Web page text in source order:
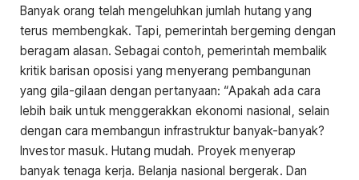
Banyak orang telah mengeluhkan jumlah hutang yang
terus membengkak. Tapi, pemerintah bergeming dengan
beragam alasan. Sebagai contoh, pemerintah membalik
kritik barisan oposisi yang menyerang pembangunan
yang gila-gilaan dengan pertanyaan: “Apakah ada cara
lebih baik untuk menggerakkan ekonomi nasional, selain
dengan cara membangun infrastruktur banyak-banyak?
Investor masuk. Hutang mudah. Proyek menyerap
banyak tenaga kerja. Belanja nasional bergerak. Dan